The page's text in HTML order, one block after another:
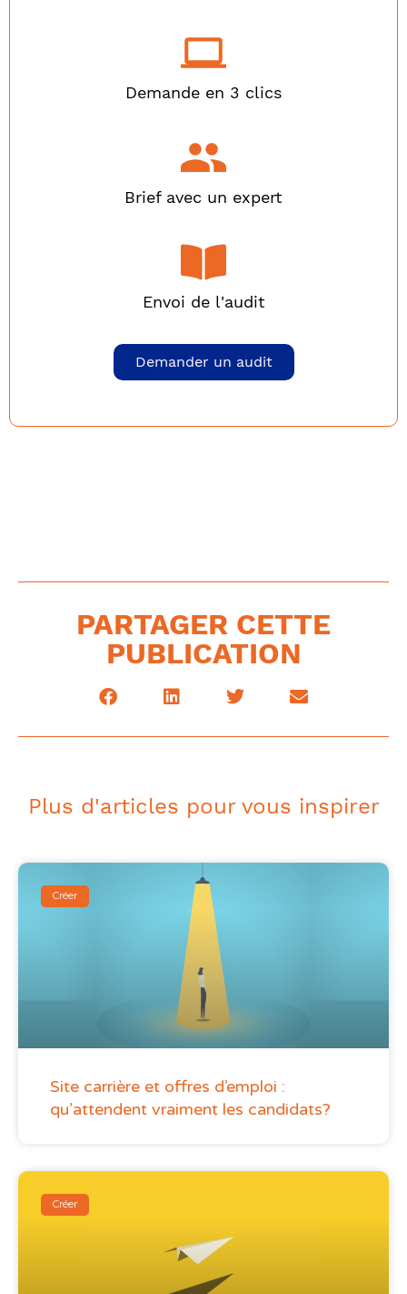
Demande en 3 clics
Brief avec un expert
Envoi de l'audit
Demander un audit
PARTAGER CETTE
PUBLICATION
Plus d'articles pour vous inspirer
Créer
Site carrière et offres d’emploi :
qu’attendent vraiment les candidats?
Créer